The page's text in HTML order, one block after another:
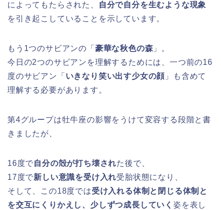
によってもたらされた、
自分で自分を生むような現象
を引き起こしていることを示しています。
もう1つのサビアンの「 豪華な秋色の森 」。
今日の2つのサビアンを理解するためには、一つ前の16
度のサビアン「 いきなり笑い出す少女の顔 」も含めて
理解する必要があります。
第4グループは牡牛座の影響をうけて変容する段階と書
きましたが、
16度で自分の殻が打ち壊された後で、
17度で新しい意識を受け入れ受胎状態になり、
そして、この18度では受け入れる体制と閉じる体制と
を交互にくりかえし、少しずつ成長していく 姿を表し